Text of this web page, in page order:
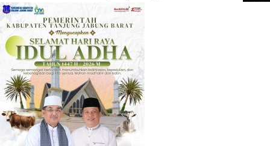
HP +62 831-5083-5655
HOME REDAKSI
PEDOMAN MEDIA SIBER
DISCLAIMER
INFO IKLAN
COPYRIGHT © 2026 LIPUTANJAMBI.ID - ALL RIGHTS RESERVED